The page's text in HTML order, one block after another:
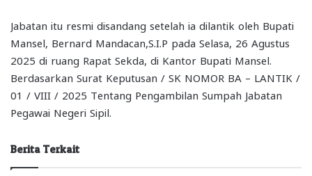
Jabatan itu resmi disandang setelah ia dilantik oleh Bupati
Mansel, Bernard Mandacan,S.I.P pada Selasa, 26 Agustus
2025 di ruang Rapat Sekda, di Kantor Bupati Mansel.
Berdasarkan Surat Keputusan / SK NOMOR BA – LANTIK /
01 / VIII / 2025 Tentang Pengambilan Sumpah Jabatan
Pegawai Negeri Sipil.
Berita Terkait